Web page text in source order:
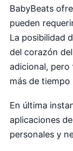
BabyBeats
pueden
La posibilidad
del corazón
adicional, pero
más de
En última
aplicaciones
personales y